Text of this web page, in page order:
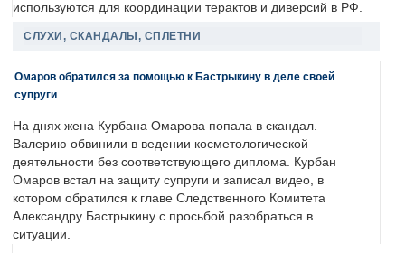
используются для координации терактов и диверсий в РФ.
СЛУХИ, СКАНДАЛЫ, СПЛЕТНИ
Омаров обратился за помощью к Бастрыкину в деле своей
супруги
На днях жена Курбана Омарова попала в скандал.
Валерию обвинили в ведении косметологической
деятельности без соответствующего диплома. Курбан
Омаров встал на защиту супруги и записал видео, в
котором обратился к главе Следственного Комитета
Александру Бастрыкину с просьбой разобраться в
ситуации.